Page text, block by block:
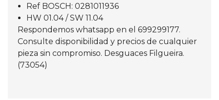
Ref BOSCH: 0281011936
HW 01.04 / SW 11.04
Respondemos whatsapp en el 699299177.
Consulte disponibilidad y precios de cualquier
pieza sin compromiso. Desguaces Filgueira.
(73054)